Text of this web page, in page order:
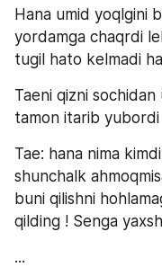
Hana umid yoqlgini
yordamga chaqrdi
tugil hato kelmadi
Taeni qizni
tamon itarib yubordi
Tae: hana nima
shunchalk
buni qilishni
qilding ! Senga
...